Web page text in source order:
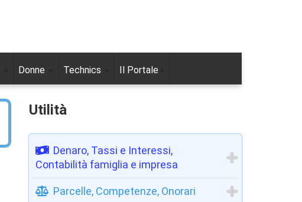
Donne Technics Il Portale
Utilità
Denaro, Tassi e Interessi,
Contabilità famiglia e impresa
Parcelle, Competenze, Onorari